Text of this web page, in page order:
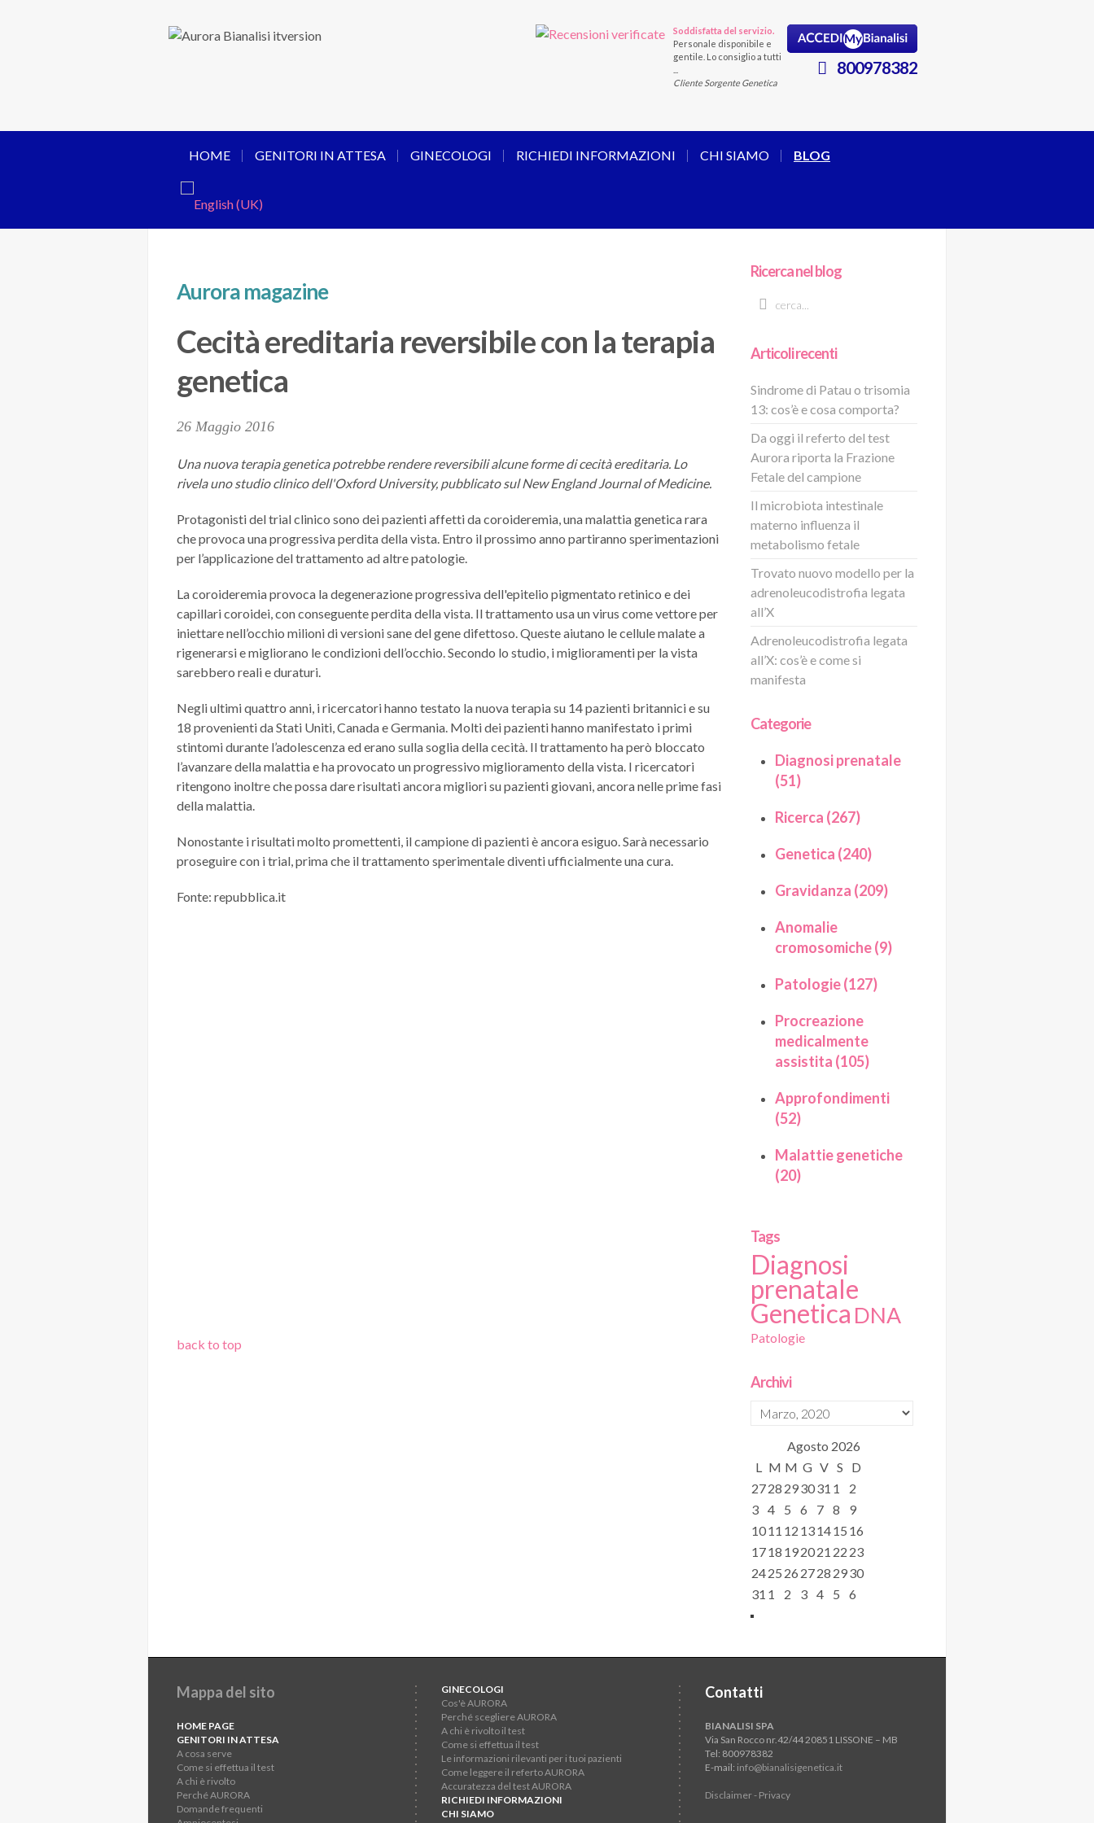
Soddisfatta del servizio.
Personale disponibile e
gentile. Lo consiglio a tutti
Cliente Sorgente Genetica
800978382
HOME GENITORI IN ATTESA GINECOLOGI RICHIEDI INFORMAZIONI CHI SIAMO BLOG
Aurora magazine
Cecità ereditaria reversibile con la terapia
genetica
26 Maggio 2016
Una nuova terapia genetica potrebbe rendere reversibili alcune forme di cecità ereditaria. Lo
rivela uno studio clinico dell'Oxford University, pubblicato sul New England Journal of Medicine.
Protagonisti del trial clinico sono dei pazienti affetti da coroideremia, una malattia genetica rara
che provoca una progressiva perdita della vista. Entro il prossimo anno partiranno sperimentazioni
per l’applicazione del trattamento ad altre patologie.
La coroideremia provoca la degenerazione progressiva dell'epitelio pigmentato retinico e dei
capillari coroidei, con conseguente perdita della vista. Il trattamento usa un virus come vettore per
iniettare nell’occhio milioni di versioni sane del gene difettoso. Queste aiutano le cellule malate a
rigenerarsi e migliorano le condizioni dell’occhio. Secondo lo studio, i miglioramenti per la vista
sarebbero reali e duraturi.
Negli ultimi quattro anni, i ricercatori hanno testato la nuova terapia su 14 pazienti britannici e su
18 provenienti da Stati Uniti, Canada e Germania. Molti dei pazienti hanno manifestato i primi
stintomi durante l’adolescenza ed erano sulla soglia della cecità. Il trattamento ha però bloccato
l’avanzare della malattia e ha provocato un progressivo miglioramento della vista. I ricercatori
ritengono inoltre che possa dare risultati ancora migliori su pazienti giovani, ancora nelle prime fasi
della malattia.
Nonostante i risultati molto promettenti, il campione di pazienti è ancora esiguo. Sarà necessario
proseguire con i trial, prima che il trattamento sperimentale diventi ufficialmente una cura.
Fonte: repubblica.it
back to top
Ricerca nel blog
Articoli recenti
Sindrome di Patau o trisomia
13: cos’è e cosa comporta?
Da oggi il referto del test
Aurora riporta la Frazione
Fetale del campione
Il microbiota intestinale
materno influenza il
metabolismo fetale
Trovato nuovo modello per la
adrenoleucodistrofia legata
all’X
Adrenoleucodistrofia legata
all’X: cos’è e come si
manifesta
Categorie
Diagnosi prenatale
(51)
Ricerca (267)
Genetica (240)
Gravidanza (209)
Anomalie
cromosomiche (9)
Patologie (127)
Procreazione
medicalmente
assistita (105)
Approfondimenti
(52)
Malattie genetiche
(20)
Tags
Diagnosi
prenatale
Genetica DNA
Patologie
Archivi
Agosto 2026
L M M G V S
D
2728 293031 1
2
3 4 5 6 7 8
9
1011 12 131415 16
1718 192021 22 23
2425 26 2728 2930
31 1 2 3 4 5 6
Mappa del sito
HOME PAGE
GENITORI IN ATTESA
A cosa serve
Come si effettua il test
A chi è rivolto
Perché AURORA
Domande frequenti
GINECOLOGI
Cos'è AURORA
Perché scegliere AURORA
A chi è rivolto il test
Come si effettua il test
Le informazioni rilevanti per i tuoi pazienti
Come leggere il referto AURORA
Accuratezza del test AURORA
RICHIEDI INFORMAZIONI
CHI SIAMO
Contatti
BIANALISI SPA
Via San Rocco nr.42/44 20851 LISSONE – MB
Tel: 800978382
E-mail: info@bianalisigenetica.it
Disclaimer - Privacy